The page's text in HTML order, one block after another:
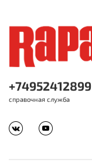
+74952412899
справочная служба